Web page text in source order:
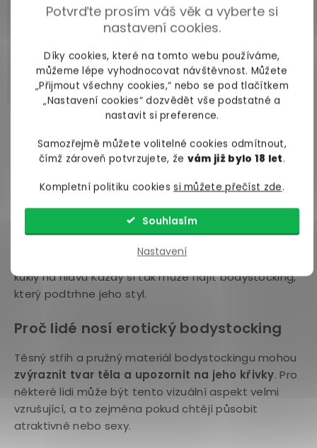
Potvrďte prosím váš věk a vyberte si
nastavení cookies.
Díky cookies, které na tomto webu používáme,
můžeme lépe vyhodnocovat návštěvnost. Můžete
„Přijmout všechny cookies,“ nebo se pod tlačítkem
„Nastavení cookies“ dozvědět vše podstatné a
nastavit si preference.
Samozřejmě můžete volitelné cookies odmítnout,
čímž zároveň potvrzujete, že vám již bylo 18 let.
Kompletní politiku cookiessi můžete přečíst zde.
Nastavení
Souhlasím
: V bodystockingu vystavíte na odiv nejen své
křivky, ale i své intimní partie. Chcete ji mít k
intimní hygienou a zjistěte, jak se o svůj poklad
náležitě starat.
Bodystocking je vlastněcatsuit, tedy jednodílný
který je vyrobený z
průsvitné síťoviny nebo krajkové tkaniny.
Vyrábí se v různých provedeních i velikostech,
otevřeným rozkrokem či v celotělové verzi
kukly na hlavu Každý si tak může najít bodystocking,
který podtrhne jeho styl.
Proč lidé nosí erotický bodystocking
Těsný střih a pružný materiál bodystockingu mohou
zvýraznit tvar těla a upozornit na jeho křivky. Pro
některé lidi může být tento vizuální aspekt velmi
vzrušující, a to zejména pokud chtějí působit
atraktivně nebo sexy.